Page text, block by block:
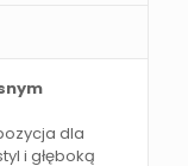
dla
i głęboką